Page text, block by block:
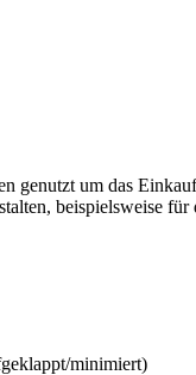
genutzt um das
beispielsweise
minimiert)